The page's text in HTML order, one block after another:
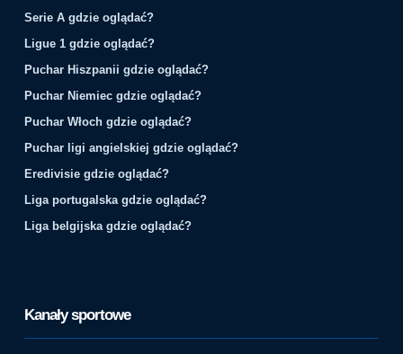
Serie A gdzie oglądać?
Ligue 1 gdzie oglądać?
Puchar Hiszpanii gdzie oglądać?
Puchar Niemiec gdzie oglądać?
Puchar Włoch gdzie oglądać?
Puchar ligi angielskiej gdzie oglądać?
Eredivisie gdzie oglądać?
Liga portugalska gdzie oglądać?
Liga belgijska gdzie oglądać?
Kanały sportowe